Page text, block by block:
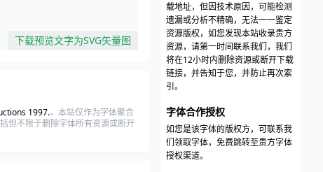
下载预览文字为SVG矢量图
1997.。本站仅作为字体聚合
但不限于删除字体所有资源或断开
载地址，但因技术原因，可能检测
遗漏或分析不精确，无法一一鉴定
资源版权，如您发现本站收录贵方
资源，请第一时间联系我们，我们
将在12小时内删除资源或断开下载
链接，并告知于您，并防止再次索
引。
字体合作授权
如您是该字体的版权方，可联系我
们领取字体，免费跳转至贵方字体
授权渠道。